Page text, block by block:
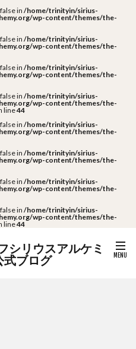
in /home/trinityin/sirius-
wp-content/themes/the-
in /home/trinityin/sirius-
wp-content/themes/the-
in /home/trinityin/sirius-
wp-content/themes/the-
in /home/trinityin/sirius-
wp-content/themes/the-
line44
in /home/trinityin/sirius-
wp-content/themes/the-
in /home/trinityin/sirius-
wp-content/themes/the-
in /home/trinityin/sirius-
wp-content/themes/the-
in /home/trinityin/sirius-
wp-content/themes/the-
line44
シリウスアルケミ
式ブログ